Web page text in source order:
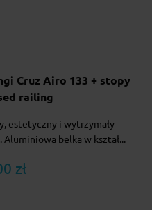
Cruz Airo 133 + stopy
railing
estetyczny i wytrzymały
belka w kształ...
zł